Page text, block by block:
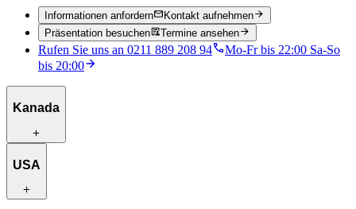
Informationen anfordern
Kontakt aufnehmen
Präsentation besuchen
Termine ansehen
Rufen Sie uns an 0211 889 208 94
Mo-Fr bis 22:00 Sa-So
bis 20:00
Kanada
Reiserouten zur Inspiration
USA